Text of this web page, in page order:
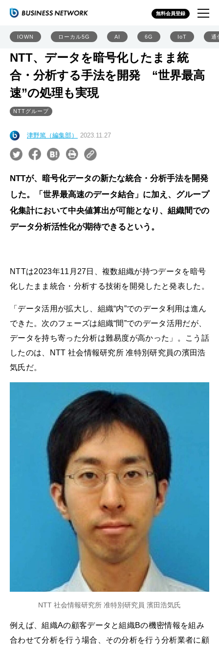
無料会員登録
IOWN ローカル5G AI 6G IoT 通
NTT、データを暗号化したまま統
合・分析する手法を開発 “世界最高
速”の処理も実現
NTTグループ
津野篤（編集部） 2023.11.27
NTTが、暗号化データの新たな統合・分析手法を開発
した。「世界最高速のデータ結合」に加え、グループ
化集計において中央値算出が可能となり、組織間での
データ分析活性化が期待できるという。
NTTは2023年11月27日、複数組織が持つデータを暗号
化したまま統合・分析する技術を開発したと発表した。
「データ活用が拡大し、組織“内”でのデータ利用は進ん
できた。次のフェーズは組織“間”でのデータ活用だが、
データを持ち寄った分析は難易度が高かった」。こう話
したのは、NTT 社会情報研究所 准特別研究員の濱田浩
気氏だ。
NTT 社会情報研究所 准特別研究員 濱田浩気氏
例えば、組織Aの顧客データと組織Bの機密情報を組み
合わせて分析を行う場合、その分析を行う分析業者に顧